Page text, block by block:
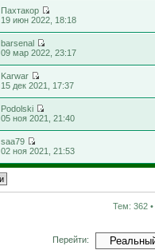
Пахтакор
19 июн 2022, 18:18
barsenal
09 мар 2022, 23:17
Karwar
15 дек 2021, 17:37
Podolski
05 ноя 2021, 21:40
saa79
02 ноя 2021, 21:53
Тем: 362 •
Перейти: